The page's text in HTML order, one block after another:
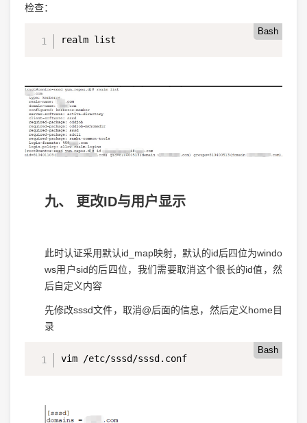
检查：
Bash
realm list
九、 更改ID与用户显示
此时认证采用默认id_map映射，默认的id后四位为windo
ws用户sid的后四位，我们需要取消这个很长的id值，然
后自定义内容
先修改sssd文件，取消@后面的信息，然后定义home目
录
Bash
vim /etc/sssd/sssd.conf